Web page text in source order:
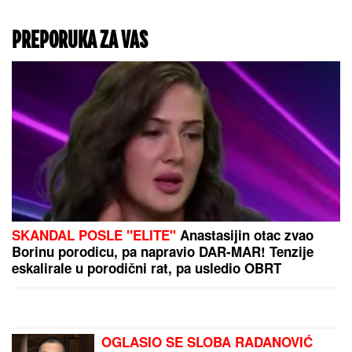
Ljudi koriste ROLNU
TOALET PAPIRA da reše
bolove u leđima: Zvuči
šašavo, ali daje rezultate